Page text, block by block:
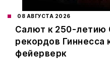
08 АВГУСТА 2026
Салют к 250-летию
рекордов Гиннесса
фейерверк